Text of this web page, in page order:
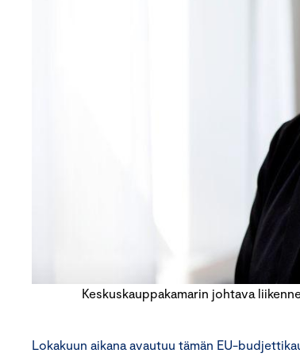
Keskuskauppakamarin johtava
Lokakuun aikana avautuu tämän EU-